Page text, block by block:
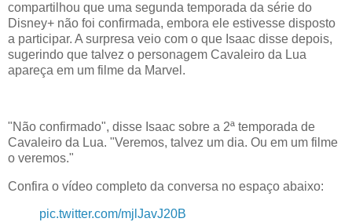
compartilhou que uma segunda temporada da série do
Disney+ não foi confirmada, embora ele estivesse disposto
a participar. A surpresa veio com o que Isaac disse depois,
sugerindo que talvez o personagem Cavaleiro da Lua
apareça em um filme da Marvel.
"Não confirmado", disse Isaac sobre a 2ª temporada de
Cavaleiro da Lua. "Veremos, talvez um dia. Ou em um filme
o veremos."
Confira o vídeo completo da conversa no espaço abaixo:
pic.twitter.com/mjlJavJ20B